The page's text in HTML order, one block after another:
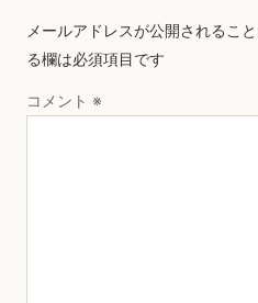
メールアドレスが公開されること
る欄は必須項目です
コメント ※